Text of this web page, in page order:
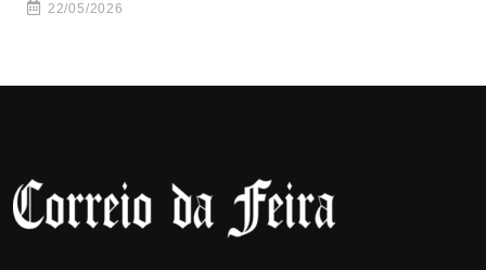
22/05/2026